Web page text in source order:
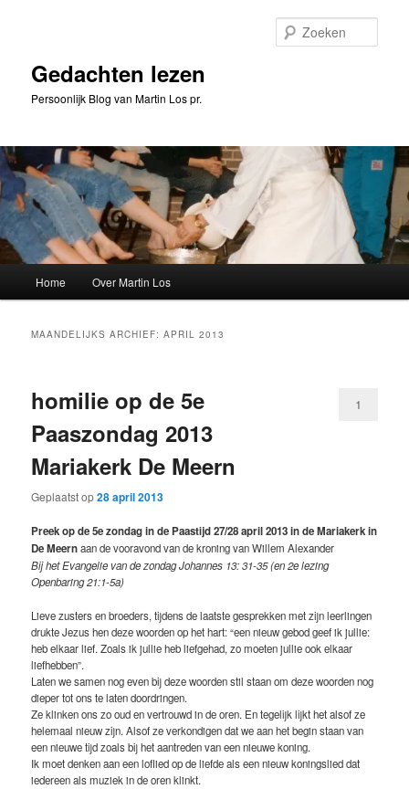
Gedachten lezen
Persoonlijk Blog van Martin Los pr.
Home Over Martin Los
MAANDELIJKS ARCHIEF:APRIL 2013
homilie op de 5e
Paaszondag 2013
Mariakerk De Meern
Geplaatst op28 april 2013
1
Preek op de 5e zondag in de Paastijd 27/28 april 2013 in de Mariakerk in
De Meernaan de vooravond van de kroning van Willem Alexander
Bij het Evangelie van de zondag Johannes 13: 31-35 (en 2e lezing
Openbaring 21:1-5a)
Lieve zusters en broeders, tijdens de laatste gesprekken met zijn leerlingen
drukte Jezus hen deze woorden op het hart: “een nieuw gebod geef ik jullie:
heb elkaar lief. Zoals ik jullie heb liefgehad, zo moeten jullie ook elkaar
liefhebben”.
Laten we samen nog even bij deze woorden stil staan om deze woorden nog
dieper tot ons te laten doordringen.
Ze klinken ons zo oud en vertrouwd in de oren. En tegelijk lijkt het alsof ze
helemaal nieuw zijn. Alsof ze verkondigen dat we aan het begin staan van
een nieuwe tijd zoals bij het aantreden van een nieuwe koning.
Ik moet denken aan een loflied op de liefde als een nieuw koningslied dat
iedereen als muziek in de oren klinkt.